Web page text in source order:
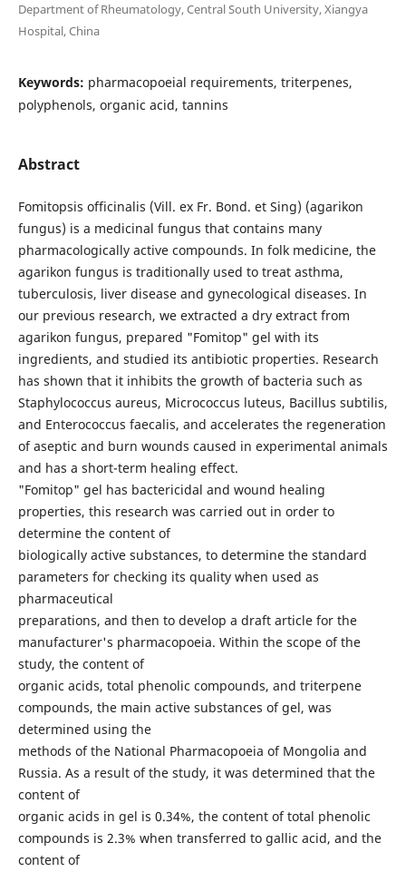
Department of Rheumatology, Central South University, Xiangya
Hospital, China
Keywords: pharmacopoeial requirements, triterpenes,
polyphenols, organic acid, tannins
Abstract
Fomitopsis officinalis (Vill. ex Fr. Bond. et Sing) (agarikon
fungus) is a medicinal fungus that contains many
pharmacologically active compounds. In folk medicine, the
agarikon fungus is traditionally used to treat asthma,
tuberculosis, liver disease and gynecological diseases. In
our previous research, we extracted a dry extract from
agarikon fungus, prepared "Fomitop" gel with its
ingredients, and studied its antibiotic properties. Research
has shown that it inhibits the growth of bacteria such as
Staphylococcus aureus, Micrococcus luteus, Bacillus subtilis,
and Enterococcus faecalis, and accelerates the regeneration
of aseptic and burn wounds caused in experimental animals
and has a short-term healing effect.
"Fomitop" gel has bactericidal and wound healing
properties, this research was carried out in order to
determine the content of
biologically active substances, to determine the standard
parameters for checking its quality when used as
pharmaceutical
preparations, and then to develop a draft article for the
manufacturer's pharmacopoeia. Within the scope of the
study, the content of
organic acids, total phenolic compounds, and triterpene
compounds, the main active substances of gel, was
determined using the
methods of the National Pharmacopoeia of Mongolia and
Russia. As a result of the study, it was determined that the
content of
organic acids in gel is 0.34%, the content of total phenolic
compounds is 2.3% when transferred to gallic acid, and the
content of